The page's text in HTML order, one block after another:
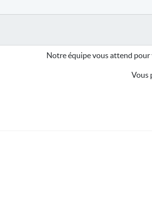
Notre équipe vous attend
Vous